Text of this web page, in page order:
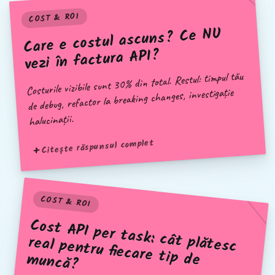
COST & ROI
Care e costul ascuns? Ce NU
vezi în factura API?
Costurile vizibile sunt 30% din total. Restul: timpul tău
de debug, refactor la breaking changes, investigație
halucinații.
Citește răspunsul complet
COST & ROI
Cost API per task: cât plătesc
real pentru fiecare tip de m
uncă?